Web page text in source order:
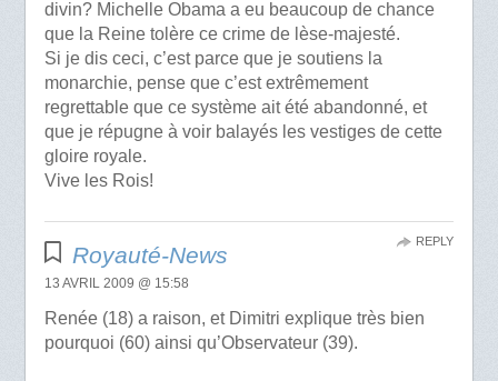
divin? Michelle Obama a eu beaucoup de chance
que la Reine tolère ce crime de lèse-majesté.
Si je dis ceci, c’est parce que je soutiens la
monarchie, pense que c’est extrêmement
regrettable que ce système ait été abandonné, et
que je répugne à voir balayés les vestiges de cette
gloire royale.
Vive les Rois!
Royauté-News
13 AVRIL 2009 @ 15:58
Renée (18) a raison, et Dimitri explique très bien
pourquoi (60) ainsi qu’Observateur (39).
REPLY